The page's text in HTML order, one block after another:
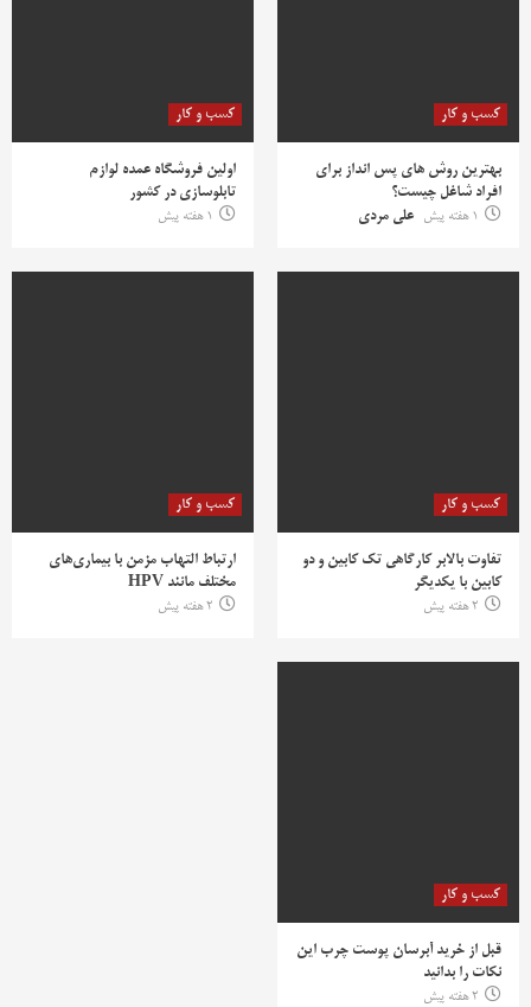
کسب و کار
بهترین روش‌ های پس‌ انداز برای
افراد شاغل چیست؟
1 هفته پیش
علی مردی
کسب و کار
اولین فروشگاه عمده لوازم
تابلوسازی در کشور
1 هفته پیش
کسب و کار
تفاوت بالابر کارگاهی تک کابین و دو
کابین با یکدیگر
2 هفته پیش
کسب و کار
ارتباط التهاب مزمن با بیماری‌های
مختلف مانند HPV
2 هفته پیش
کسب و کار
قبل از خرید آبرسان پوست چرب این
نکات را بدانید
2 هفته پیش